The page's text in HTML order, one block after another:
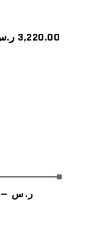
3,220.00
1,850 ر.س —